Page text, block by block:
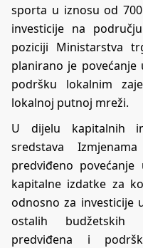
sporta u iznosu od
investicije na
poziciji Ministarstva
planirano je povećanje
podršku lokalnim
lokalnoj putnoj mreži.
U dijelu kapitalnih
sredstava
predviđeno
kapitalne izdatke za
odnosno za investicije
ostalih budžetskih
predviđena i